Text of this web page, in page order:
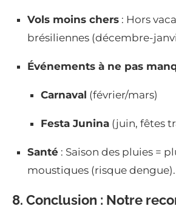
Vols moins chers : Hors
brésiliennes (décembre-
Événements à ne pas
Carnaval (février/mars)
Festa Junina (juin, fêtes
Santé : Saison des pluies =
moustiques (risque dengue).
8. Conclusion : Notre